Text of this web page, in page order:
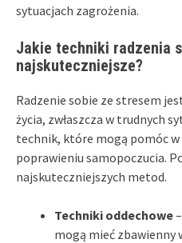
sytuacjach zagrożenia.
Jakie techniki radzenia
najskuteczniejsze?
Radzenie sobie ze stresem
życia, zwłaszcza w trudnych
technik, które mogą pomóc w
poprawieniu samopoczucia.
najskuteczniejszych metod.
Techniki oddechowe
mogą mieć zbawienny